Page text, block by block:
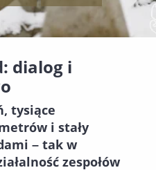
publikacji o kategorii Polecane
strony z listą publikacji o kategorii
Przejście do nowej strony z listą
Przejście do nowej strony z
publikacji o kategorii Tarcza Wschód
dialog i
tysiące
i stały
– tak w
zespołów